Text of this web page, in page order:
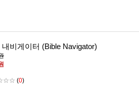
내비게이터 (Bible Navigator)
(0)